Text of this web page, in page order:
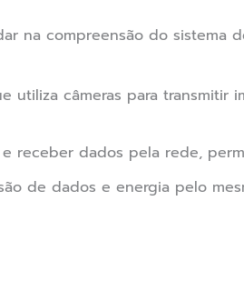
na compreensão do sistema
utiliza câmeras para transmitir
receber dados pela rede,
de dados e energia pelo